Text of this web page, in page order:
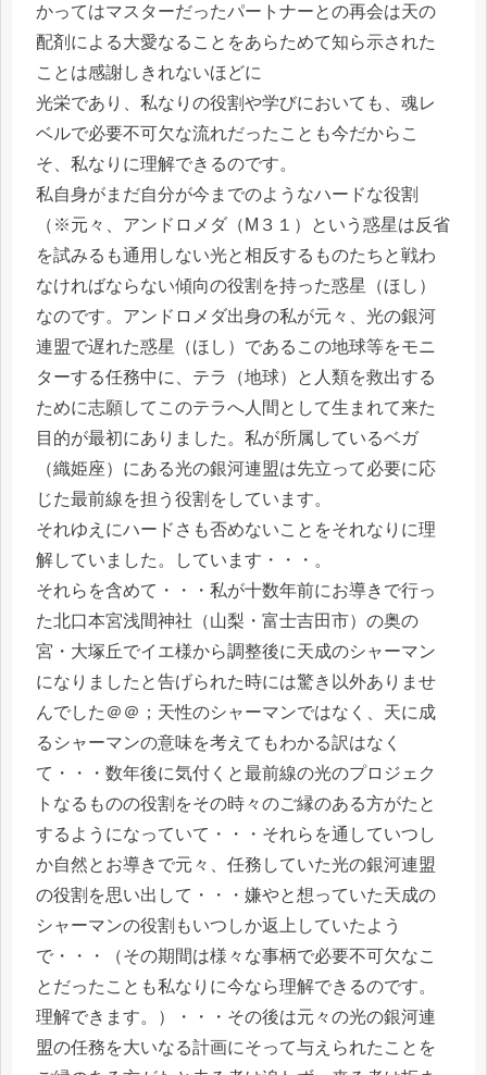
かってはマスターだったパートナーとの再会は天の
配剤による大愛なることをあらためて知ら示された
ことは感謝しきれないほどに
光栄であり、私なりの役割や学びにおいても、魂レ
ベルで必要不可欠な流れだったことも今だからこ
そ、私なりに理解できるのです。
私自身がまだ自分が今までのようなハードな役割
（※元々、アンドロメダ（M３１）という惑星は反省
を試みるも通用しない光と相反するものたちと戦わ
なければならない傾向の役割を持った惑星（ほし）
なのです。アンドロメダ出身の私が元々、光の銀河
連盟で遅れた惑星（ほし）であるこの地球等をモニ
ターする任務中に、テラ（地球）と人類を救出する
ために志願してこのテラへ人間として生まれて来た
目的が最初にありました。私が所属しているベガ
（織姫座）にある光の銀河連盟は先立って必要に応
じた最前線を担う役割をしています。
それゆえにハードさも否めないことをそれなりに理
解していました。しています・・・。
それらを含めて・・・私が十数年前にお導きで行っ
た北口本宮浅間神社（山梨・富士吉田市）の奥の
宮・大塚丘でイエ様から調整後に天成のシャーマン
になりましたと告げられた時には驚き以外ありませ
んでした＠＠；天性のシャーマンではなく、天に成
るシャーマンの意味を考えてもわかる訳はなく
て・・・数年後に気付くと最前線の光のプロジェク
トなるものの役割をその時々のご縁のある方がたと
するようになっていて・・・それらを通していつし
か自然とお導きで元々、任務していた光の銀河連盟
の役割を思い出して・・・嫌やと想っていた天成の
シャーマンの役割もいつしか返上していたよう
で・・・（その期間は様々な事柄で必要不可欠なこ
とだったことも私なりに今なら理解できるのです。
理解できます。）・・・その後は元々の光の銀河連
盟の任務を大いなる計画にそって与えられたことを